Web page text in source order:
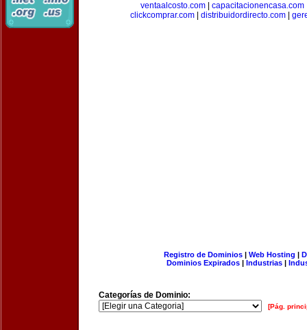
ventaalcosto.com
capacitacionencasa.com
clickcomprar.com| distribuidordirecto.com|
Registro de Dominios| Web Hosting |
Dominios Expirados | Industrias |
Categorías de Dominio:
[Pág.